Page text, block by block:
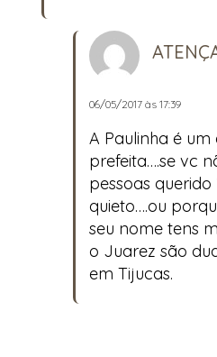
06/05/2017 às 17:39
A Paulinha é
prefeita….se vc
pessoas
quieto….ou
seu nome tens
o Juarez são
em Tijucas.